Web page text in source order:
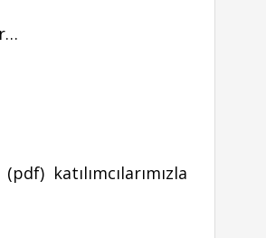
katılımcılarımızla